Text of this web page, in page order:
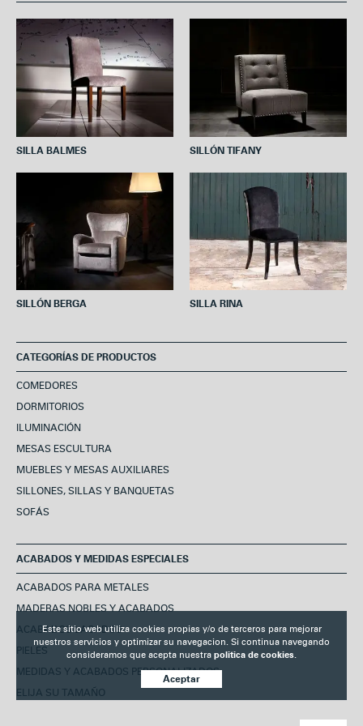
o
o
k
e
r
r
e
s
t
A
p
p
SILLA BALMES SILLÓN TIFANY
SILLÓN BERGA SILLA RINA
CATEGORÍAS DE PRODUCTOS
COMEDORES
DORMITORIOS
ILUMINACIÓN
MESAS ESCULTURA
MUEBLES Y MESAS AUXILIARES
SILLONES, SILLAS Y BANQUETAS
SOFÁS
ACABADOS Y MEDIDAS ESPECIALES
ACABADOS PARA METALES
MADERAS NOBLES Y ACABADOS
ACABADOS LACADOS
PIELES
MEDIDAS Y ACABADOS PERSONALIZADOS
ELIJA SU TAMAÑO
Este sitio web utiliza cookies propias y/o de terceros para mejorar
nuestros servicios y optimizar su navegacion. Si continua navegando
consideramos que acepta nuestra politica de cookies.
Aceptar